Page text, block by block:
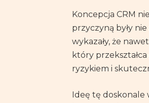
Koncepcja CRM
przyczyną były
wykazały, że
który
ryzykiem i
Ideę tę